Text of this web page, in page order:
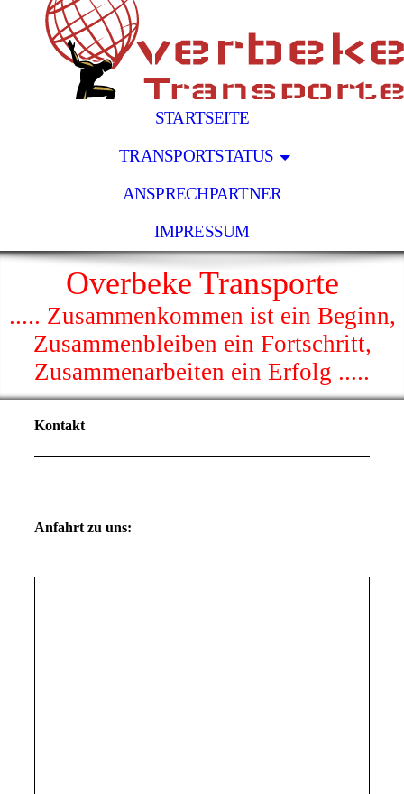
STARTSEITE
TRANSPORTSTATUS
ANSPRECHPARTNER
IMPRESSUM
Overbeke Transporte
..... Zusammenkommen ist ein Beginn,
Zusammenbleiben ein Fortschritt,
Zusammenarbeiten ein Erfolg .....
Kontakt
Anfahrt zu uns: